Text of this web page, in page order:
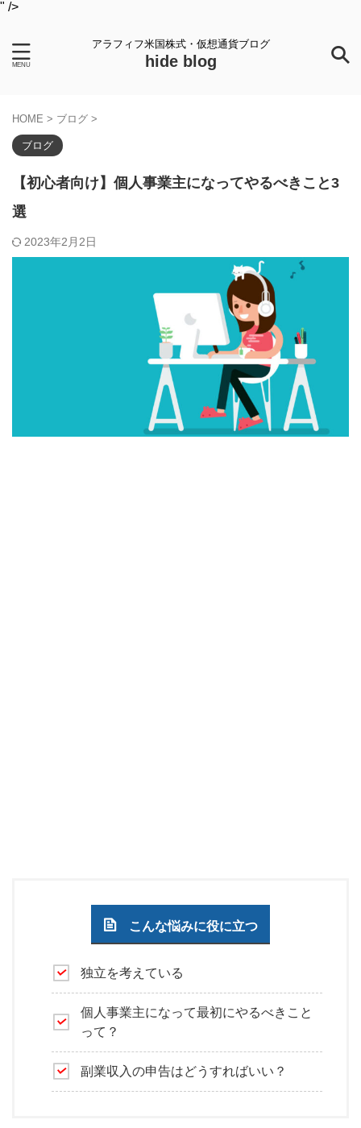
" />
アラフィフ米国株式・仮想通貨ブログ
hide blog
HOME > ブログ >
ブログ
【初心者向け】個人事業主になってやるべきこと3
選
2023年2月2日
こんな悩みに役に立つ
独立を考えている
個人事業主になって最初にやるべきこと
って？
副業収入の申告はどうすればいい？